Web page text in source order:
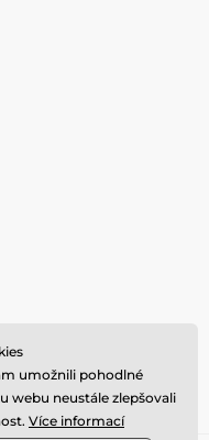
umožnili pohodlné
webu neustále zlepšovali
Více informací